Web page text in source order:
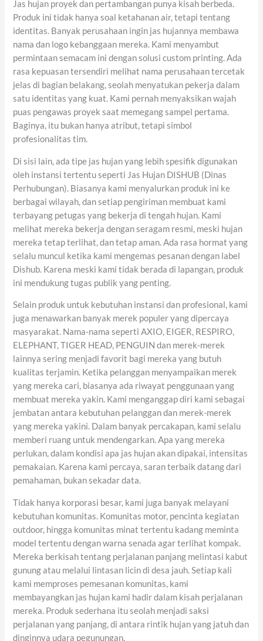
Jas hujan proyek dan pertambangan punya kisah berbeda.
Produk ini tidak hanya soal ketahanan air, tetapi tentang
identitas. Banyak perusahaan ingin jas hujannya membawa
nama dan logo kebanggaan mereka. Kami menyambut
permintaan semacam ini dengan solusi custom printing. Ada
rasa kepuasan tersendiri melihat nama perusahaan tercetak
jelas di bagian belakang, seolah menyatukan pekerja dalam
satu identitas yang kuat. Kami pernah menyaksikan wajah
puas pengawas proyek saat memegang sampel pertama.
Baginya, itu bukan hanya atribut, tetapi simbol
profesionalitas tim.
Di sisi lain, ada tipe jas hujan yang lebih spesifik digunakan
oleh instansi tertentu seperti Jas Hujan DISHUB (Dinas
Perhubungan). Biasanya kami menyalurkan produk ini ke
berbagai wilayah, dan setiap pengiriman membuat kami
terbayang petugas yang bekerja di tengah hujan. Kami
melihat mereka bekerja dengan seragam resmi, meski hujan
mereka tetap terlihat, dan tetap aman. Ada rasa hormat yang
selalu muncul ketika kami mengemas pesanan dengan label
Dishub. Karena meski kami tidak berada di lapangan, produk
ini mendukung tugas publik yang penting.
Selain produk untuk kebutuhan instansi dan profesional, kami
juga menawarkan banyak merek populer yang dipercaya
masyarakat. Nama-nama seperti AXIO, EIGER, RESPIRO,
ELEPHANT, TIGER HEAD, PENGUIN dan merek-merek
lainnya sering menjadi favorit bagi mereka yang butuh
kualitas terjamin. Ketika pelanggan menyampaikan merek
yang mereka cari, biasanya ada riwayat penggunaan yang
membuat mereka yakin. Kami menganggap diri kami sebagai
jembatan antara kebutuhan pelanggan dan merek-merek
yang mereka yakini. Dalam banyak percakapan, kami selalu
memberi ruang untuk mendengarkan. Apa yang mereka
perlukan, dalam kondisi apa jas hujan akan dipakai, intensitas
pemakaian. Karena kami percaya, saran terbaik datang dari
pemahaman, bukan sekadar data.
Tidak hanya korporasi besar, kami juga banyak melayani
kebutuhan komunitas. Komunitas motor, pencinta kegiatan
outdoor, hingga komunitas minat tertentu kadang meminta
model tertentu dengan warna senada agar terlihat kompak.
Mereka berkisah tentang perjalanan panjang melintasi kabut
gunung atau melalui lintasan licin di desa jauh. Setiap kali
kami memproses pemesanan komunitas, kami
membayangkan jas hujan kami hadir dalam kisah perjalanan
mereka. Produk sederhana itu seolah menjadi saksi
perjalanan yang panjang, di antara rintik hujan yang jatuh dan
dinginnya udara pegunungan.